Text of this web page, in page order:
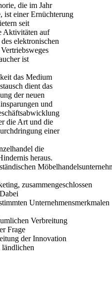
die im Jahr
ist einer Ernüchterung
seit
Aktivitäten auf
elektronischen
ist
das Medium
dient das
der neuen
und
die Art und die
einer
die
heraus.
zusammengeschlossen
Unternehmensmerkmalen
Verbreitung
Frage
der Innovation